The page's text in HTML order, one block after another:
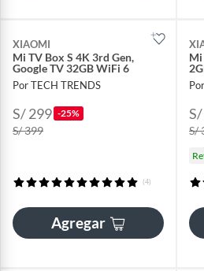
XIAOMI
Mi TV Box S 4K 3rd Gen,
Google TV 32GB WiFi 6
Por TECH TRENDS
S/ 299 -25%
S/ 399
(4)
Agregar
Mi
S/